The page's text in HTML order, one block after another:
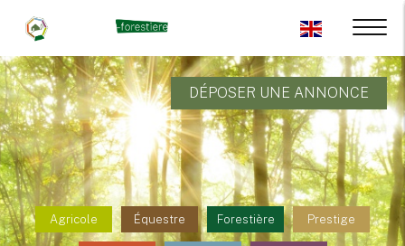
DÉPOSER UNE ANNONCE
Agricole Équestre Forestière Prestige